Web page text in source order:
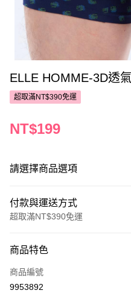
ELLE HOMME-3D透
超取滿NT$390免運
NT$199
請選擇商品選項
付款與運送方式
超取滿NT$390免運
POYA支付
信用卡一次付款
商品特色
商品編號
9953892